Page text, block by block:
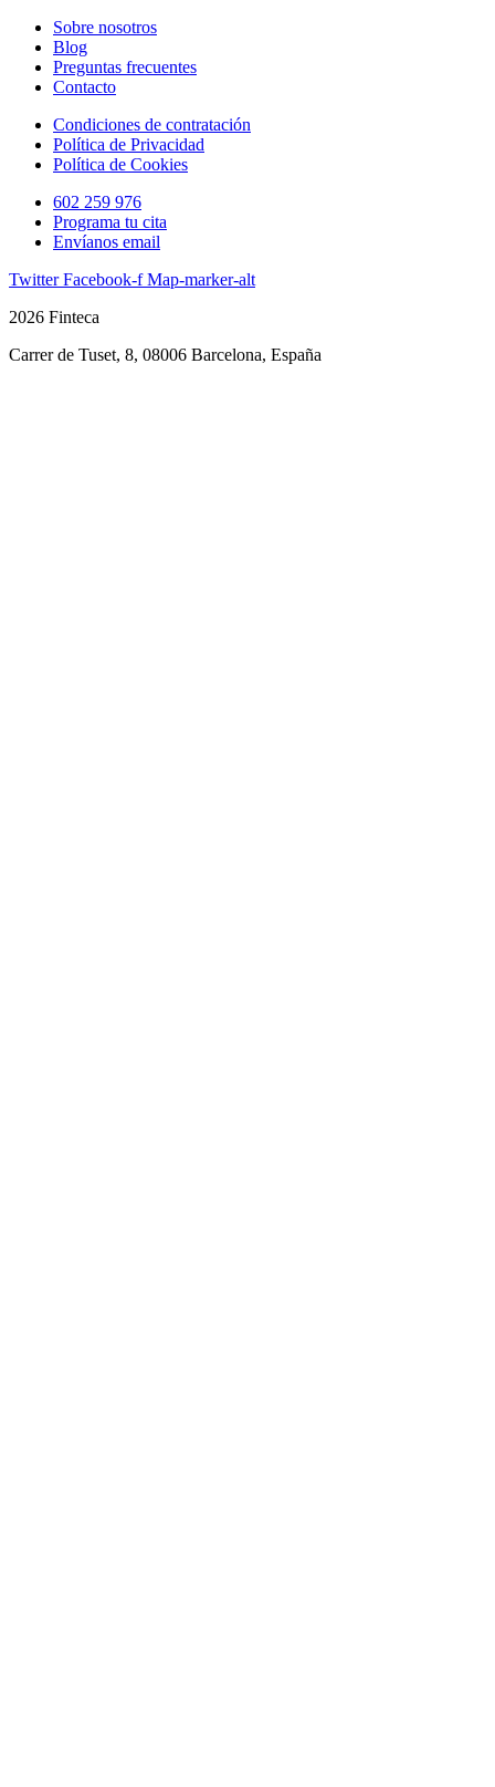
Sobre nosotros
Blog
Preguntas frecuentes
Contacto
Condiciones de contratación
Política de Privacidad
Política de Cookies
602 259 976
Programa tu cita
Envíanos email
Twitter Facebook-f Map-marker-alt
2026 Finteca
Carrer de Tuset, 8, 08006 Barcelona, España